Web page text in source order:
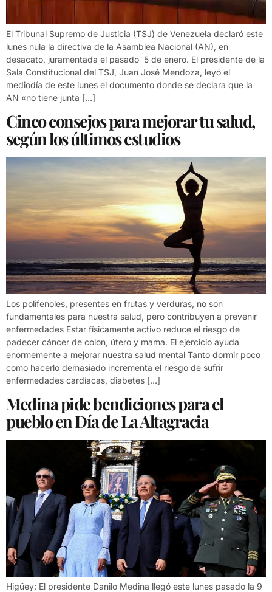
El Tribunal Supremo de Justicia (TSJ) de Venezuela declaró este
lunes nula la directiva de la Asamblea Nacional (AN), en
desacato, juramentada el pasado 5 de enero. El presidente de la
Sala Constitucional del TSJ, Juan José Mendoza, leyó el
mediodía de este lunes el documento donde se declara que la
AN «no tiene junta […]
Cinco consejos para mejorar tu salud,
según los últimos estudios
Los polifenoles, presentes en frutas y verduras, no son
fundamentales para nuestra salud, pero contribuyen a prevenir
enfermedades Estar físicamente activo reduce el riesgo de
padecer cáncer de colon, útero y mama. El ejercicio ayuda
enormemente a mejorar nuestra salud mental Tanto dormir poco
como hacerlo demasiado incrementa el riesgo de sufrir
enfermedades cardíacas, diabetes […]
Medina pide bendiciones para el
pueblo en Día de La Altagracia
Higüey: El presidente Danilo Medina llegó este lunes pasado la 9